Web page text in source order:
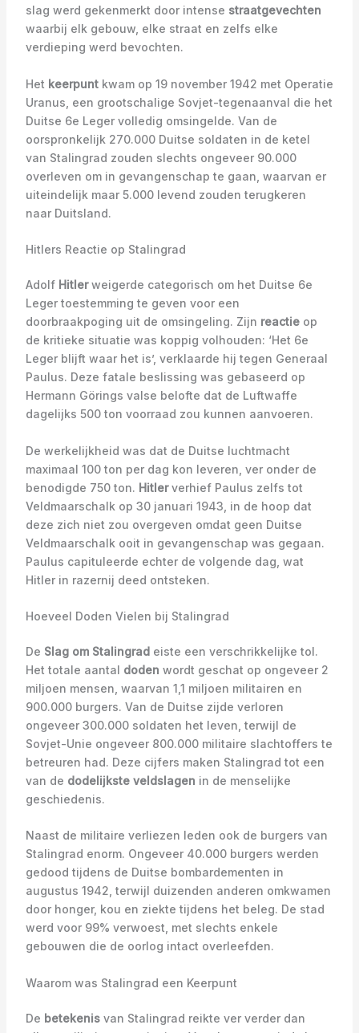
slag werd gekenmerkt door intense straatgevechten
waarbij elk gebouw, elke straat en zelfs elke
verdieping werd bevochten.
Het keerpuntkwam op 19 november 1942 met Operatie
Uranus, een grootschalige Sovjet-tegenaanval die het
Duitse 6e Leger volledig omsingelde. Van de
oorspronkelijk 270.000 Duitse soldaten in de ketel
van Stalingrad zouden slechts ongeveer 90.000
overleven om in gevangenschap te gaan, waarvan er
uiteindelijk maar 5.000 levend zouden terugkeren
naar Duitsland.
Hitlers Reactie op Stalingrad
Adolf Hitlerweigerde categorisch om het Duitse 6e
Leger toestemming te geven voor een
doorbraakpoging uit de omsingeling. Zijn reactieop
de kritieke situatie was koppig volhouden: ‘Het 6e
Leger blijft waar het is’, verklaarde hij tegen Generaal
Paulus. Deze fatale beslissing was gebaseerd op
Hermann Görings valse belofte dat de Luftwaffe
dagelijks 500 ton voorraad zou kunnen aanvoeren.
De werkelijkheid was dat de Duitse luchtmacht
maximaal 100 ton per dag kon leveren, ver onder de
benodigde 750 ton. Hitlerverhief Paulus zelfs tot
Veldmaarschalk op 30 januari 1943, in de hoop dat
deze zich niet zou overgeven omdat geen Duitse
Veldmaarschalk ooit in gevangenschap was gegaan.
Paulus capituleerde echter de volgende dag, wat
Hitler in razernij deed ontsteken.
Hoeveel Doden Vielen bij Stalingrad
De Slag om Stalingradeiste een verschrikkelijke tol.
Het totale aantal doden wordt geschat op ongeveer 2
miljoen mensen, waarvan 1,1 miljoen militairen en
900.000 burgers. Van de Duitse zijde verloren
ongeveer 300.000 soldaten het leven, terwijl de
Sovjet-Unie ongeveer 800.000 militaire slachtoffers te
betreuren had. Deze cijfers maken Stalingrad tot een
van de dodelijkste veldslagen in de menselijke
geschiedenis.
Naast de militaire verliezen leden ook de burgers van
Stalingrad enorm. Ongeveer 40.000 burgers werden
gedood tijdens de Duitse bombardementen in
augustus 1942, terwijl duizenden anderen omkwamen
door honger, kou en ziekte tijdens het beleg. De stad
werd voor 99% verwoest, met slechts enkele
gebouwen die de oorlog intact overleefden.
Waarom was Stalingrad een Keerpunt
De betekenisvan Stalingrad reikte ver verder dan